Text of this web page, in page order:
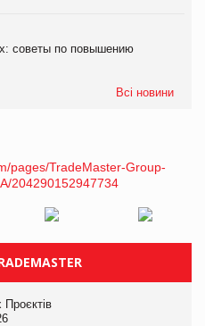
советы по повышению
Всі новини
Проєктів